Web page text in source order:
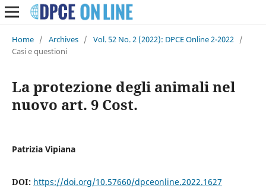
Home / Archives / Vol. 52 No. 2 (2022): DPCE Online 2-2022 /
Casi e questioni
La protezione degli animali nel
nuovo art. 9 Cost.
Patrizia Vipiana
DOI: https://doi.org/10.57660/dpceonline.2022.1627